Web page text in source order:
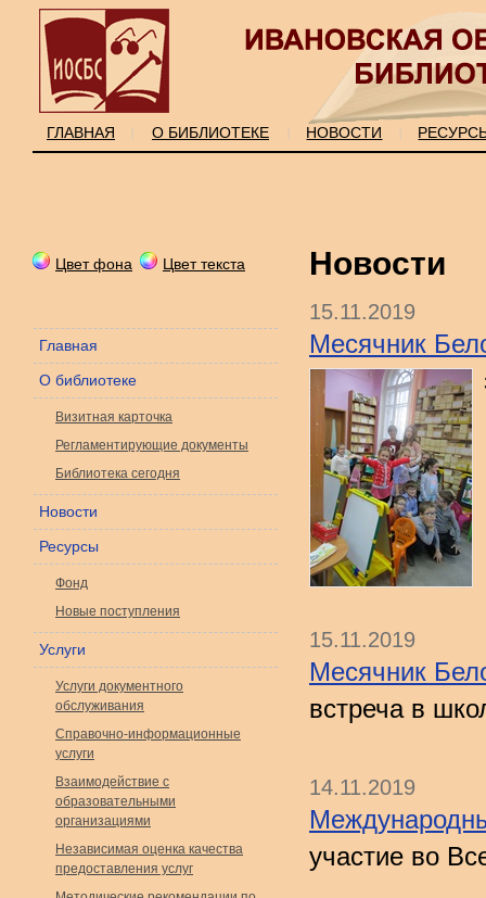
ГЛАВНАЯ О БИБЛИОТЕКЕ НОВОСТИ
Цвет фона Цвет текста
Главная
О библиотеке
Визитная карточка
Регламентирующие документы
Библиотека сегодня
Новости
Ресурсы
Фонд
Новые поступления
Услуги
Услуги документного
обслуживания
Справочно-информационные
услуги
Взаимодействие с
образовательными
организациями
Независимая оценка качества
предоставления услуг
Новости
15.11.2019
Месячник
15.11.2019
Месячник
встреча в
14.11.2019
участие во